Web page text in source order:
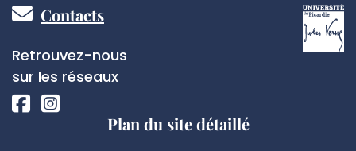
Pied
de
page
Contacts
Réseaux
sociaux
Retrouvez-nous
sur les réseaux
Plan du site détaillé